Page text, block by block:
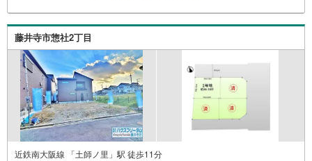
藤井寺市惣社2丁目
近鉄南大阪線 「土師ノ里」駅 徒歩11分